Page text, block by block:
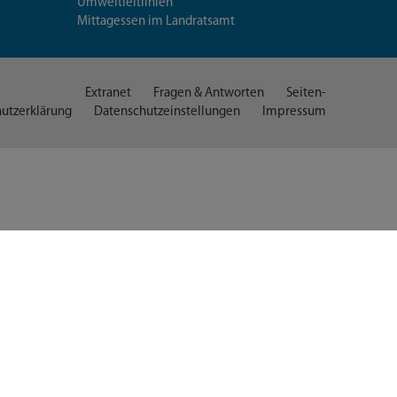
Umweltleitlinien
Mittagessen im Landratsamt
Extranet Fragen & Antworten
Seiten-
Datenschutzeinstellungen Impressum